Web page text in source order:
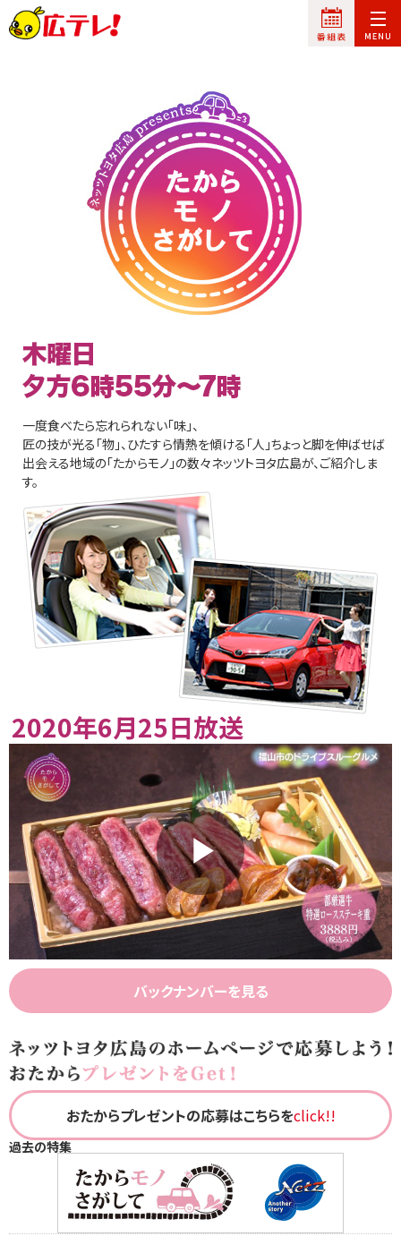
一度食べたら忘れられない「味」、
匠の技が光る「物」、ひたすら情熱を傾ける「人」ちょっと脚を伸ばせば
出会える地域の「たからモノ」の数々ネッツトヨタ広島が、ご紹介しま
す。
2020年6月25日放送
Play
Video
バックナンバーを見る
おたからプレゼントの応募はこちらをclick!!
過去の特集